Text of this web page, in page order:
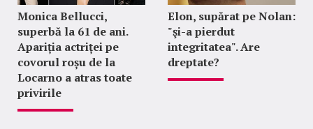
Monica Bellucci,
superbă la 61 de ani.
Apariția actriței pe
covorul roșu de la
Locarno a atras toate
privirile
Elon, supărat pe Nolan:
"şi-a pierdut
integritatea". Are
dreptate?